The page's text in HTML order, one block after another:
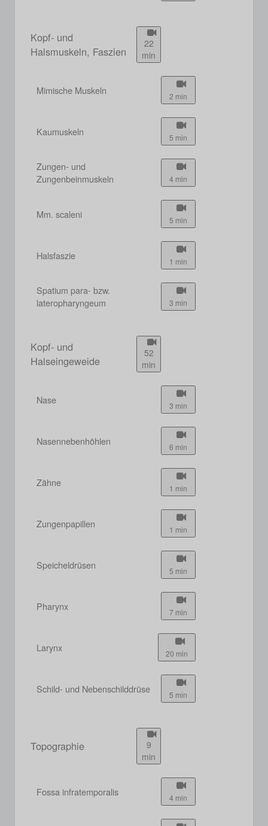
Kopf- und
Halsmuskeln, Faszien
22
min
Mimische Muskeln 2 min
Kaumuskeln 5 min
Zungen- und
Zungenbeinmuskeln
4 min
Mm. scaleni 5 min
Halsfaszie 1 min
Spatium para- bzw.
lateropharyngeum
3 min
Kopf- und
Halseingeweide
52
min
Nase 3 min
Nasennebenhöhlen 6 min
Zähne 1 min
Zungenpapillen 1 min
Speicheldrüsen 5 min
Pharynx 7 min
Larynx 20 min
Schild- und Nebenschilddrüse 5 min
Topographie
9
min
Fossa infratemporalis 4 min